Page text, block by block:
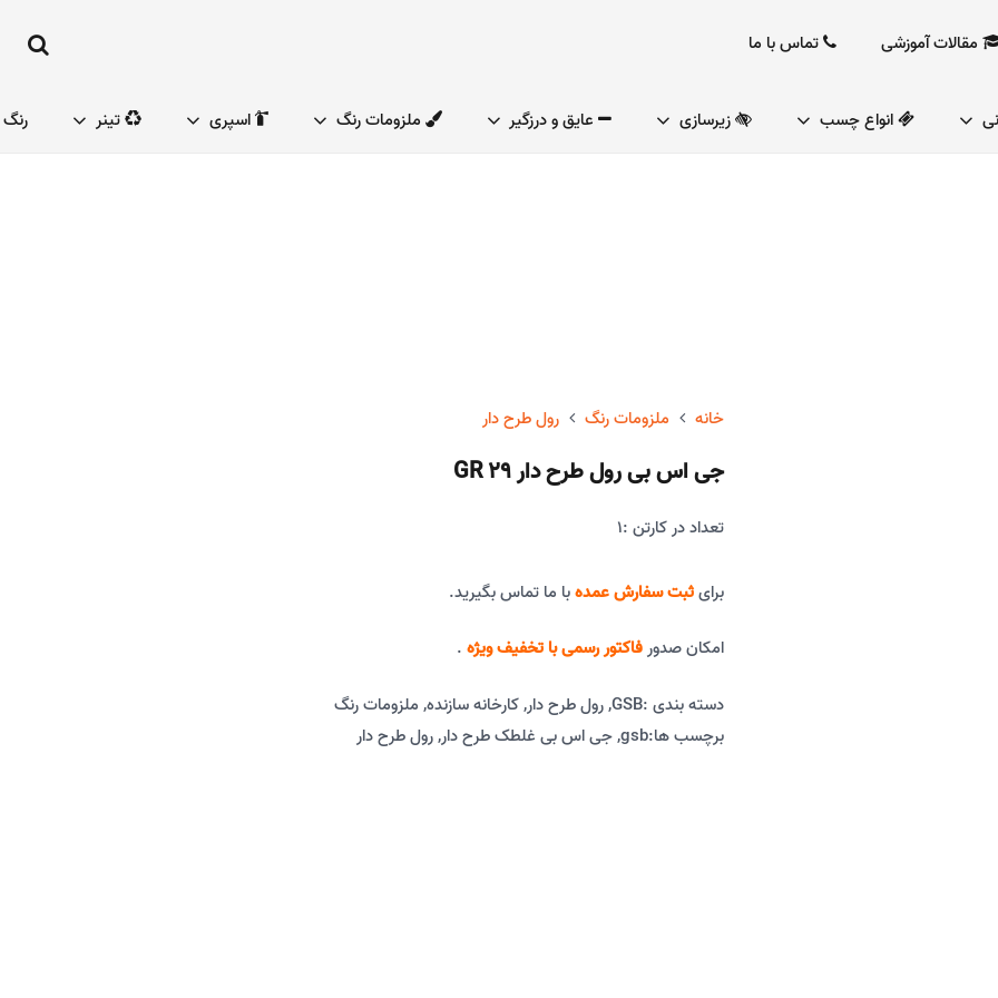
مقالات آموزشی تماس با ما
انواع چسب زیرسازی عایق و درزگیر ملزومات رنگ اسپری تینر
خانه ملزومات رنگ رول طرح دار
جی اس بی رول طرح دار GR 29
تعداد در کارتن :1
برایثبت سفارش عمدهبا ما تماس بگیرید.
امکان صدورفاکتور رسمی با تخفیف ویژه .
دسته بندی :GSB
,رول طرح دار,کارخانه سازنده, ملزومات رنگ
برچسب ها:gsb
,جی اس بی غلطک طرح دار,رول طرح دار